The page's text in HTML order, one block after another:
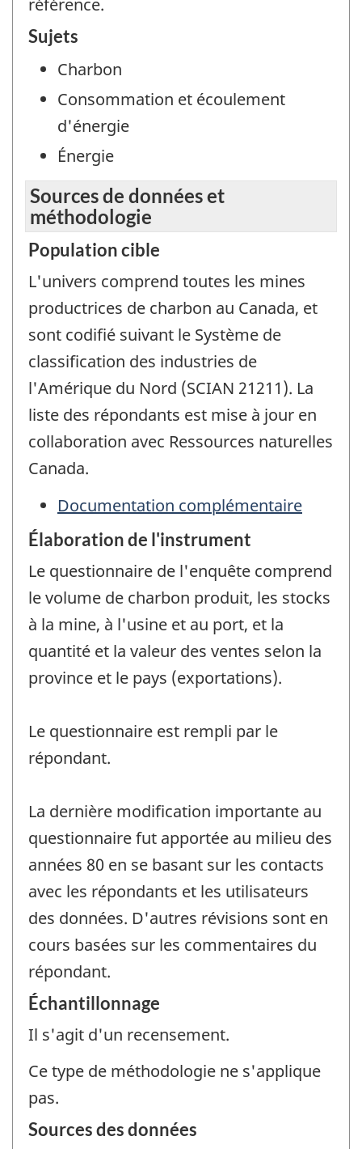
Sujets
Charbon
Consommation et écoulement
d'énergie
Énergie
Sources de données et
méthodologie
Population cible
L'univers comprend toutes les mines
productrices de charbon au Canada, et
sont codifié suivant le Système de
classification des industries de
l'Amérique du Nord (SCIAN 21211). La
liste des répondants est mise à jour en
collaboration avec Ressources naturelles
Canada.
Documentation complémentaire
Élaboration de l'instrument
Le questionnaire de l'enquête comprend
le volume de charbon produit, les stocks
à la mine, à l'usine et au port, et la
quantité et la valeur des ventes selon la
province et le pays (exportations).
Le questionnaire est rempli par le
répondant.
La dernière modification importante au
questionnaire fut apportée au milieu des
années 80 en se basant sur les contacts
avec les répondants et les utilisateurs
des données. D'autres révisions sont en
cours basées sur les commentaires du
répondant.
Échantillonnage
Il s'agit d'un recensement.
Ce type de méthodologie ne s'applique
pas.
Sources des données